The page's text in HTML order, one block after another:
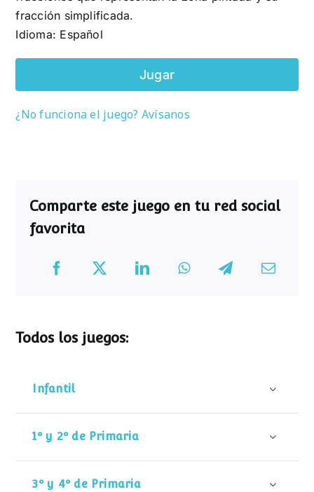
fracción simplificada.
Idioma: Español
Jugar
¿No funciona el juego? Avísanos
Comparte este juego en tu red social
favorita
Todos los juegos:
Infantil
1º y 2º de Primaria
3º y 4º de Primaria